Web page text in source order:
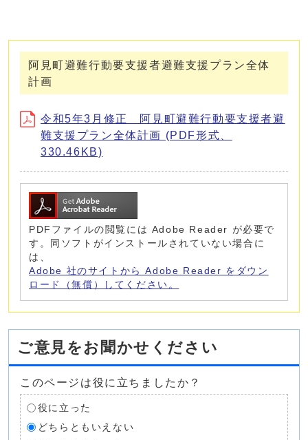
阿見町避難行動要支援者避難支援プラン全体
計画
令和5年3月修正 阿見町避難行動要支援者避
難支援プラン全体計画 (PDF形式、
330.46KB)
PDFファイルの閲覧には Adobe Reader が必要で
す。同ソフトがインストールされていない場合に
は、
Adobe 社のサイトから Adobe Reader をダウン
ロード（無償）してください。
ご意見をお聞かせください
このページは役に立ちましたか？
役に立った
どちらともいえない